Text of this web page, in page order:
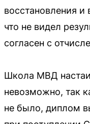
восстановления
что не видел
согласен с
Школа МВД
невозможно, так
не было, диплом